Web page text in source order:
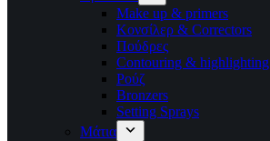
Make up & primers
Κονσίλερ & Correctors
Πούδρες
Contouring & highlighting
Ρούζ
Bronzers
Setting Sprays
Μάτια